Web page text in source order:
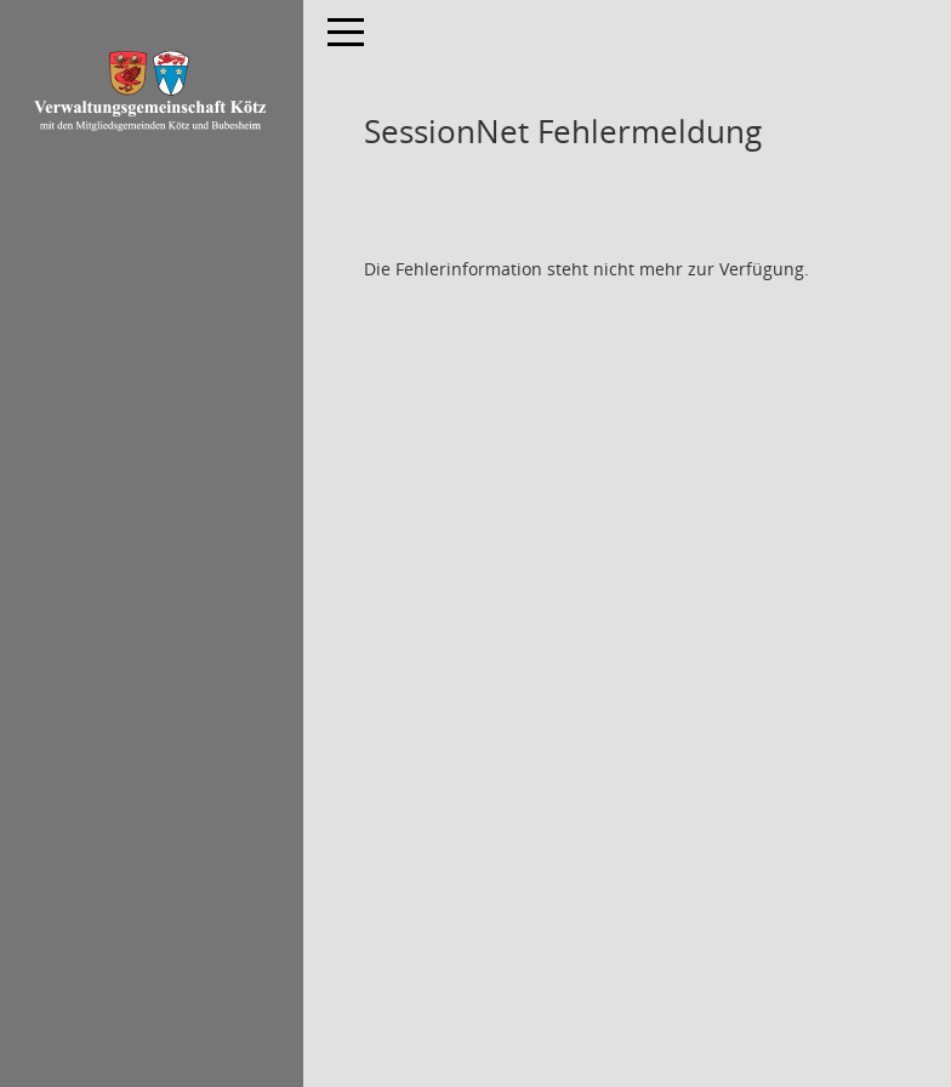
Toggle navigation
SessionNet Fehlermeldung
Die Fehlerinformation steht nicht mehr zur Verfügung.